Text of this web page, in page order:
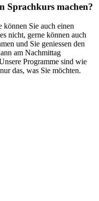
Sprachkurs machen?
Sie auch einen
nicht, gerne können auch
und Sie geniessen den
am Nachmittag
Programme sind wie
das, was Sie möchten.